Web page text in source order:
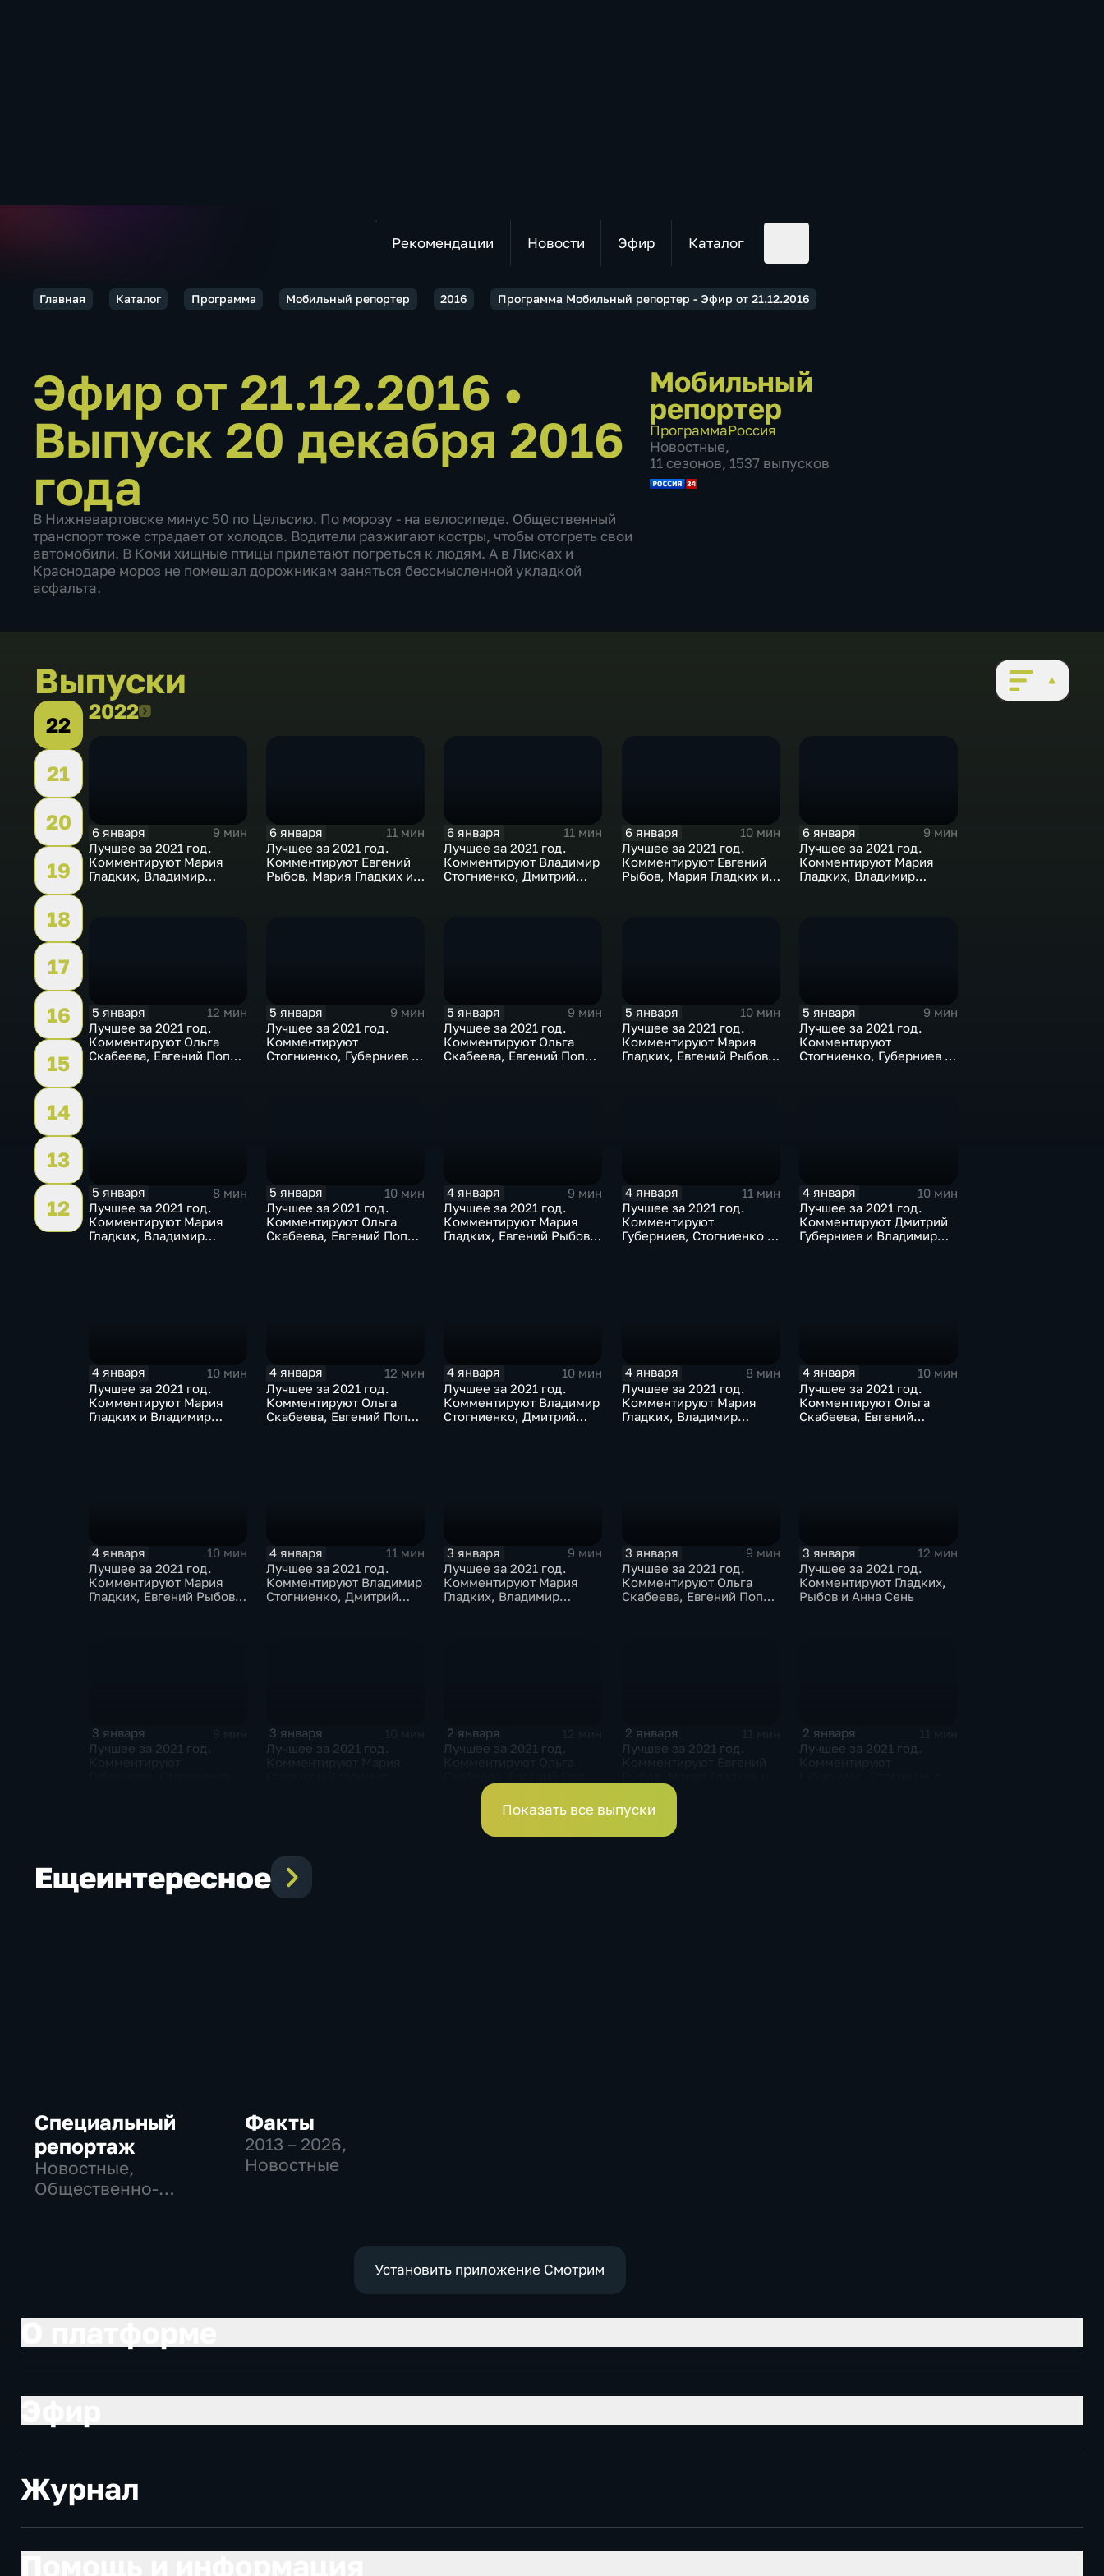
Рекомендации Новости Эфир Каталог
Главная Каталог Программа Мобильный репортер 2016 Программа Мобильный репортер - Эфир от 21.12.2016
Эфир от 21.12.2016 •
Выпуск 20 декабря 2016
года
В Нижневартовске минус 50 по Цельсию. По морозу - на велосипеде. Общественный
транспорт тоже страдает от холодов. Водители разжигают костры, чтобы отогреть свои
автомобили. В Коми хищные птицы прилетают погреться к людям. А в Лисках и
Краснодаре мороз не помешал дорожникам заняться бессмысленной укладкой
асфальта.
Мобильный
репортер
ПрограммаРоссия
Новостные,
11 сезонов, 1537 выпусков
Выпуски
22
21
20
19
18
17
16
15
14
13
12
20222022
6 января
9 мин
Лучшее за 2021 год.
Комментируют Мария
Гладких, Владимир
6 января
11 мин
Лучшее за 2021 год.
Комментируют Евгений
Рыбов, Мария Гладких и
6 января
11 мин
Лучшее за 2021 год.
Комментируют Владимир
Стогниенко, Дмитрий
6 января
10 мин
Лучшее за 2021 год.
Комментируют Евгений
Рыбов, Мария Гладких и
6 января
9 мин
Лучшее за 2021 год.
Комментируют Мария
Гладких, Владимир
5 января
12 мин
Лучшее за 2021 год.
Комментируют Ольга
Скабеева, Евгений Попов
5 января
9 мин
Лучшее за 2021 год.
Комментируют
Стогниенко, Губерниев и
5 января
9 мин
Лучшее за 2021 год.
Комментируют Ольга
Скабеева, Евгений Попов
5 января
10 мин
Лучшее за 2021 год.
Комментируют Мария
Гладких, Евгений Рыбов и
5 января
9 мин
Лучшее за 2021 год.
Комментируют
Стогниенко, Губерниев и
5 января
8 мин
Лучшее за 2021 год.
Комментируют Мария
Гладких, Владимир
5 января
10 мин
Лучшее за 2021 год.
Комментируют Ольга
Скабеева, Евгений Попов
4 января
9 мин
Лучшее за 2021 год.
Комментируют Мария
Гладких, Евгений Рыбов и
4 января
11 мин
Лучшее за 2021 год.
Комментируют
Губерниев, Стогниенко и
4 января
10 мин
Лучшее за 2021 год.
Комментируют Дмитрий
Губерниев и Владимир
4 января
10 мин
Лучшее за 2021 год.
Комментируют Мария
Гладких и Владимир
4 января
12 мин
Лучшее за 2021 год.
Комментируют Ольга
Скабеева, Евгений Попов
4 января
10 мин
Лучшее за 2021 год.
Комментируют Владимир
Стогниенко, Дмитрий
4 января
8 мин
Лучшее за 2021 год.
Комментируют Мария
Гладких, Владимир
4 января
10 мин
Лучшее за 2021 год.
Комментируют Ольга
Скабеева, Евгений
4 января
10 мин
Лучшее за 2021 год.
Комментируют Мария
Гладких, Евгений Рыбов и
4 января
11 мин
Лучшее за 2021 год.
Комментируют Владимир
Стогниенко, Дмитрий
3 января
9 мин
Лучшее за 2021 год.
Комментируют Мария
Гладких, Владимир
3 января
9 мин
Лучшее за 2021 год.
Комментируют Ольга
Скабеева, Евгений Попов
3 января
12 мин
Лучшее за 2021 год.
Комментируют Гладких,
Рыбов и Анна Сень
3 января
Лучшее за 2021 год.
3 января
Лучшее за 2021 год.
2 января
Лучшее за 2021 год.
и Виктор Майгуров
2 января
Лучшее за 2021 год.
Владимир Жириновский
2 января
Лучшее за 2021 год.
Показать все выпуски
Ещеинтересное
Специальный
репортаж
Новостные,
Общественно-
Факты
2013 – 2026,
Новостные
Установить приложение Смотрим
Журнал